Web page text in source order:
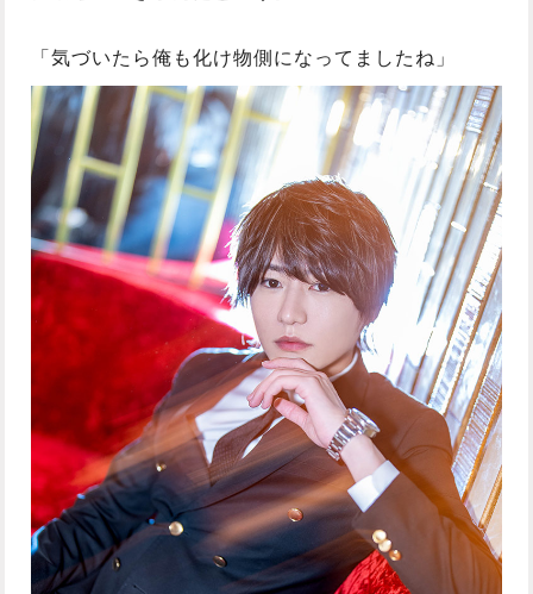
「気づいたら俺も化け物側になってましたね」